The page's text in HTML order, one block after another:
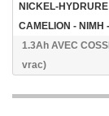
NICKEL-
CAMELION - NIMH
1.3Ah AVEC
vrac)